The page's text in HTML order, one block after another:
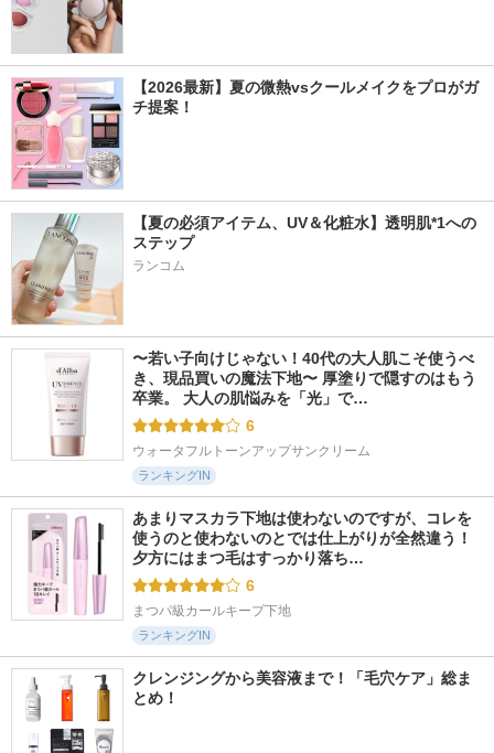
【2026最新】夏の微熱vsクールメイクをプロがガ
チ提案！
【夏の必須アイテム、UV＆化粧水】透明肌*1への
ステップ
ランコム
〜若い子向けじゃない！40代の大人肌こそ使うべ
き、現品買いの魔法下地〜 厚塗りで隠すのはもう
卒業。 大人の肌悩みを「光」で…
6
ウォータフルトーンアップサンクリーム
ランキングIN
あまりマスカラ下地は使わないのですが、コレを
使うのと使わないのとでは仕上がりが全然違う！
夕方にはまつ毛はすっかり落ち…
6
まつパ級カールキープ下地
ランキングIN
クレンジングから美容液まで！「毛穴ケア」総ま
とめ！